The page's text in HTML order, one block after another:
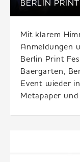
BERLIN
Mit klarem
Anmeldungen
Berlin Print
Baergarten,
Event wieder
Metapaper